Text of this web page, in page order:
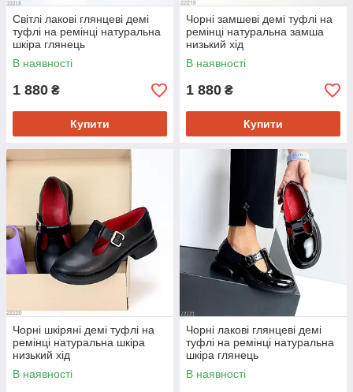
Світлі лакові глянцеві демі
туфлі на ремінці натуральна
шкіра глянець
В наявності
1 880 ₴
Купити
Чорні замшеві демі туфлі на
ремінці натуральна замша
низький хід
В наявності
1 880 ₴
Купити
Чорні шкіряні демі туфлі на
ремінці натуральна шкіра
низький хід
В наявності
Чорні лакові глянцеві демі
туфлі на ремінці натуральна
шкіра глянець
В наявності